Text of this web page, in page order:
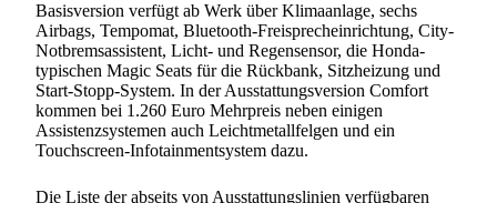
Basisversion verfügt ab Werk über Klimaanlage, sechs
Airbags, Tempomat, Bluetooth-Freisprecheinrichtung, City-
Notbremsassistent, Licht- und Regensensor, die Honda-
typischen Magic Seats für die Rückbank, Sitzheizung und
Start-Stopp-System. In der Ausstattungsversion Comfort
kommen bei 1.260 Euro Mehrpreis neben einigen
Assistenzsystemen auch Leichtmetallfelgen und ein
Touchscreen-Infotainmentsystem dazu.
Die Liste der abseits von Ausstattungslinien verfügbaren